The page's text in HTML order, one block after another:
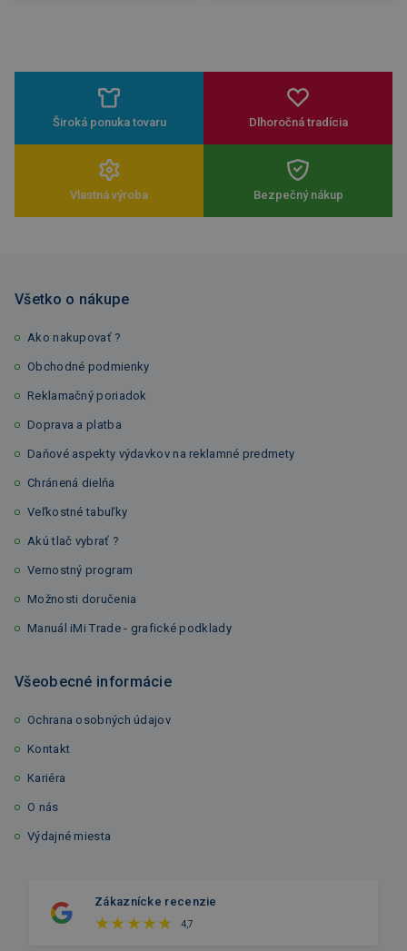
Široká ponuka tovaru Dlhoročná tradícia
Vlastná výroba Bezpečný nákup
Všetko o nákupe
Ako nakupovať ?
Obchodné podmienky
Reklamačný poriadok
Doprava a platba
Daňové aspekty výdavkov na reklamné predmety
Chránená dielňa
Veľkostné tabuľky
Akú tlač vybrať ?
Vernostný program
Možnosti doručenia
Manuál iMi Trade - grafické podklady
Všeobecné informácie
Ochrana osobných údajov
Kontakt
Kariéra
O nás
Výdajné miesta
Zákaznícke recenzie
4,7